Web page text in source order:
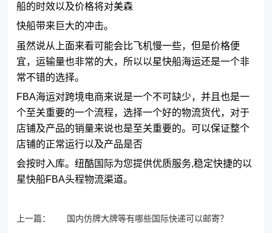
船的时效以及价格将对美森
快船带来巨大的冲击。
虽然说从上面来看可能会比飞机慢一些，但是价格便
宜，运输量也非常的大，所以以星快船海运还是一个非
常不错的选择。
FBA海运对跨境电商来说是一个不可缺少，并且也是一
个至关重要的一个流程，选择一个好的物流货代，对于
店铺及产品的销量来说也是至关重要的。可以保证整个
店铺的正常运行以及产品是否
会按时入库。纽酷国际为您提供优质服务,稳定快捷的以
星快船FBA头程物流渠道。
上一篇： 国内仿牌大牌等有哪些国际快递可以邮寄？